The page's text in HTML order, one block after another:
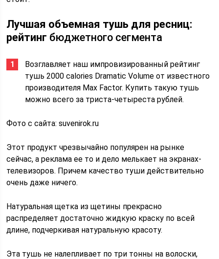
Лучшая объемная тушь для ресниц:
рейтинг бюджетного сегмента
Возглавляет наш импровизированный рейтинг
тушь 2000 calories Dramatic Volume от известного
производителя Max Factor. Купить такую тушь
можно всего за триста-четыреста рублей.
Фото с сайта: suvenirok.ru
Этот продукт чрезвычайно популярен на рынке
сейчас, а реклама ее то и дело мелькает на экранах-
телевизоров. Причем качество туши действительно
очень даже ничего.
Натуральная щетка из щетины прекрасно
распределяет достаточно жидкую краску по всей
длине, подчеркивая натуральную красоту.
Эта тушь не налепливает по три тонны на волоски,